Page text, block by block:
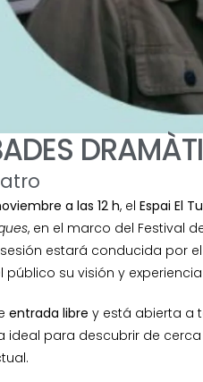
a las 12 h, el Espai El
, en el marco del Festival
sesión estará conducida por el
su visión y
entrada libre y está abierta a
ideal para descubrir de